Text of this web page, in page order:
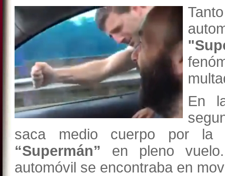
En
saca medio cuerpo por la
“Supermán” en pleno
automóvil se encontraba en